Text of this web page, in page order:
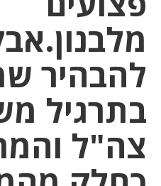
להבהיר
בתרגיל
צה"ל